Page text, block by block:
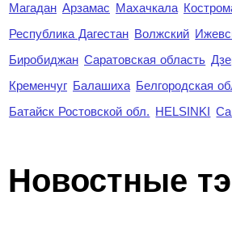
Магадан Арзамас Махачкала
Республика Дагестан Волжский
Биробиджан Саратовская область
Кременчуг Балашиха Белгородская
Батайск Ростовской обл. HELSINKI
Новостные